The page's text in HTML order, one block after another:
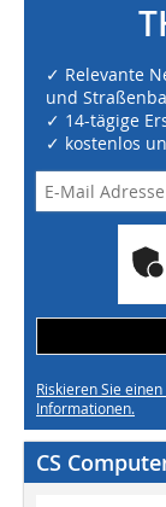
✓ Relevante
und
✓ 14-tägige
✓ kostenlos
Riskieren Sie
Informationen.
CS